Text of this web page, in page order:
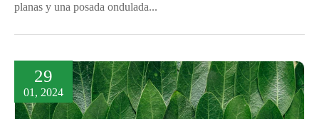
planas y una posada ondulada...
29
01, 2024